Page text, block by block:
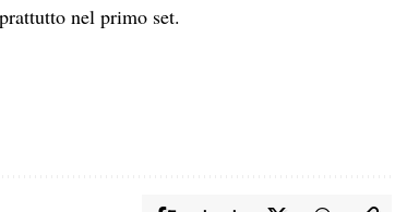
nel primo set.